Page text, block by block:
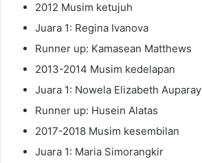
2012 Musim ketujuh
Juara 1: Regina Ivanova
Runner up: Kamasean Matthews
2013-2014 Musim kedelapan
Juara 1: Nowela Elizabeth Auparay
Runner up: Husein Alatas
2017-2018 Musim kesembilan
Juara 1: Maria Simorangkir